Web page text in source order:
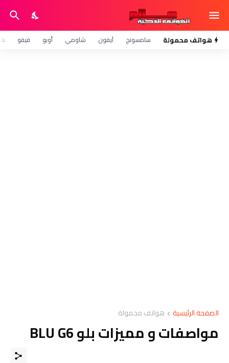
هواتف محمولة سامسونج آيفون شاومي أوبو فيفو
الصفحة الرئيسية هواتف محمولة
مواصفات و مميزات بلو BLU G6